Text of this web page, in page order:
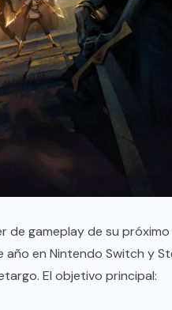
de gameplay de su
año en Nintendo Switch y
El objetivo principal: